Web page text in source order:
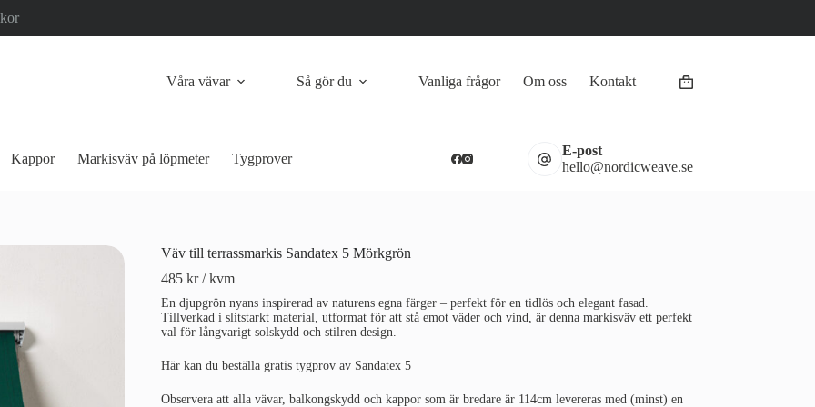
Våra vävar Så gör du Vanliga frågor Om oss Kontakt Varukorg
Kappor Markisväv på löpmeter Tygprover
E-post
hello@nordicweave.se
Väv till terrassmarkis Sandatex 5 Mörkgrön
485 kr / kvm
En djupgrön nyans inspirerad av naturens egna färger – perfekt för en tidlös och elegant fasad.
Tillverkad i slitstarkt material, utformat för att stå emot väder och vind, är denna markisväv ett perfekt
val för långvarigt solskydd och stilren design.
Här kan du beställa gratis tygprov av Sandatex 5
Observera att alla vävar, balkongskydd och kappor som är bredare är 114cm levereras med (minst) en